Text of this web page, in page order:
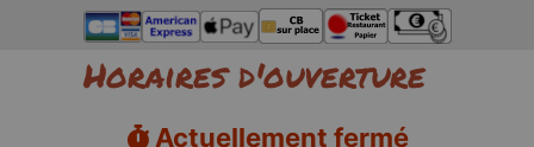
Horaires d'ouverture
Actuellement fermé